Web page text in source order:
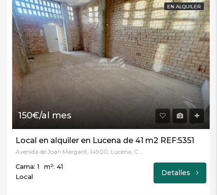
EN ALQUILER
150€/al mes
Local en alquiler en Lucena de 41 m2 REF:5351
Avenida de Joan Margarit, 14900, Lucena, Córdoba
Cama: 1
m²: 41
Local
Detalles